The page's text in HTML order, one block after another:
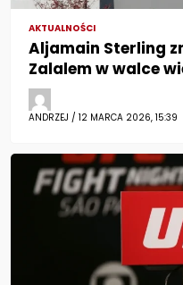
AKTUALNOŚCI
Aljamain Sterling
Zalalem w walce
ANDRZEJ / 12 MARCA 2026, 15:39